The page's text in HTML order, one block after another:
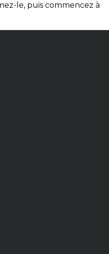
le, puis commencez à